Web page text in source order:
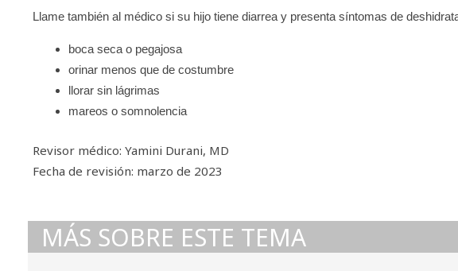
Llame también al médico si su hijo tiene diarrea y presenta síntomas de
boca seca o pegajosa
orinar menos que de costumbre
llorar sin lágrimas
mareos o somnolencia
Revisor médico: Yamini Durani, MD
Fecha de revisión: marzo de 2023
MÁS SOBRE ESTE TEMA